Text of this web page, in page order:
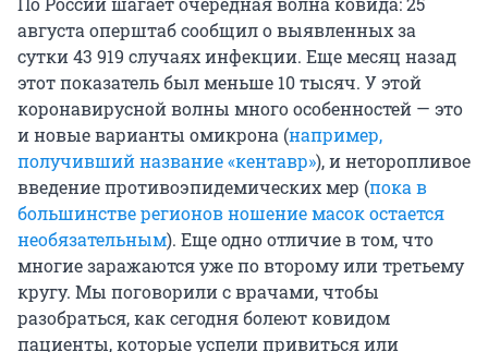
августа оперштаб сообщил о выявленных за
сутки 43 919 случаях инфекции. Еще месяц назад
этот показатель был меньше 10 тысяч. У этой
коронавирусной волны много особенностей — это
и новые варианты омикрона (например,
получивший название «кентавр»), и неторопливое
введение противоэпидемических мер (пока в
большинстве регионов ношение масок остается
необязательным). Еще одно отличие в том, что
многие заражаются уже по второму или третьему
кругу. Мы поговорили с врачами, чтобы
разобраться, как сегодня болеют ковидом
пациенты, которые успели привиться или